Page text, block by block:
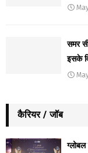
समर
इसके
कैरियर / जॉब